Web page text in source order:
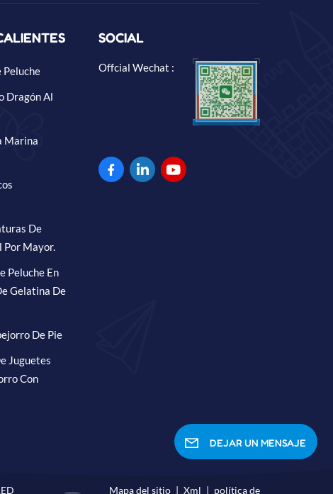
Peluche
Dragón Al
Marina
De
Por Mayor.
Peluche En
Gelatina De
De Pie
Juguetes
Con
SOCIAL
Offcial Wechat :
Mapa del sitio | Xml | política de
DEJAR UN MENSAJE